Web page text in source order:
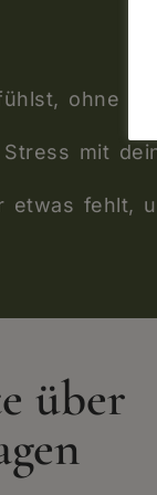
ohne
mit
etwas fehlt,
über